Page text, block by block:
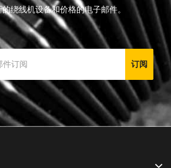
绕线机设备和价格的电子邮件。
订阅